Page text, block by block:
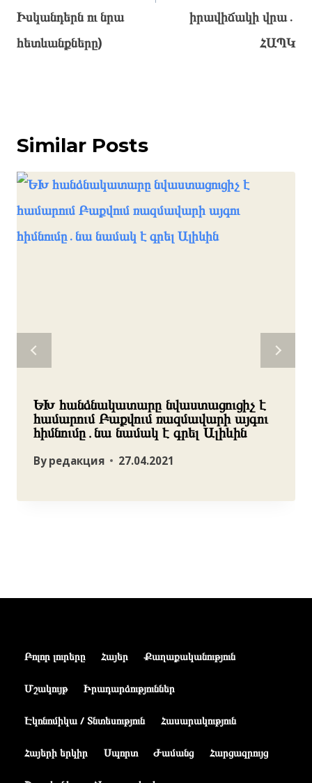
Իսկանդերն ու նրա
հետևանքները)
իրավիճակի վրա․
ՀԱՊԿ
Similar Posts
ԵԽ հանձնակատարը նվաստացուցիչ է
համարում Բաքվում ռազմավարի այգու
հիմնումը․նա նամակ է գրել Ալիևին
By редакция 27.04.2021
Բոլոր լուրերը Հայեր Քաղաքականություն
Մշակույթ Իրադարձություններ
Էկոնոմիկա / Տնտեսություն Հասարակություն
Հայերի երկիր Սպորտ Ժամանց Հարցազրույց